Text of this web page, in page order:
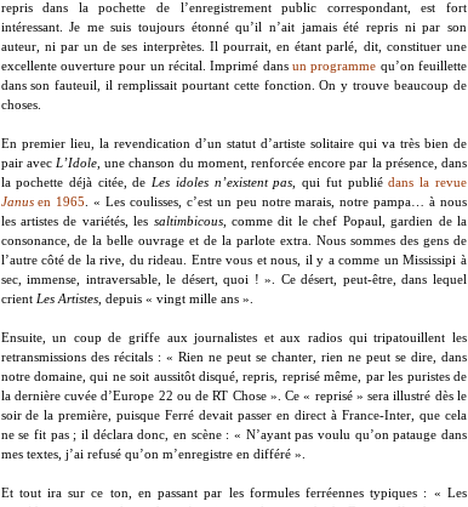
repris dans la pochette de l’enregistrement public correspondant, est fort
intéressant. Je me suis toujours étonné qu’il n’ait jamais été repris ni par son
auteur, ni par un de ses interprètes. Il pourrait, en étant parlé, dit, constituer une
excellente ouverture pour un récital. Imprimé dans un programme qu’on feuillette
dans son fauteuil, il remplissait pourtant cette fonction. On y trouve beaucoup de
choses.
En premier lieu, la revendication d’un statut d’artiste solitaire qui va très bien de
pair avec L’Idole, une chanson du moment, renforcée encore par la présence, dans
la pochette déjà citée, deLes idoles n’existent pas, qui fut publiédans la revue
Janusen 1965. « Les coulisses, c’est un peu notre marais, notre pampa… à nous
les artistes de variétés, les saltimbicous, comme dit le chef Popaul, gardien de la
consonance, de la belle ouvrage et de la parlote extra. Nous sommes des gens de
l’autre côté de la rive, du rideau. Entre vous et nous, il y a comme un Mississipi à
sec, immense, intraversable, le désert, quoi ! ». Ce désert, peut-être, dans lequel
crient Les Artistes, depuis « vingt mille ans ».
Ensuite, un coup de griffe aux journalistes et aux radios qui tripatouillent les
retransmissions des récitals : « Rien ne peut se chanter, rien ne peut se dire, dans
notre domaine, qui ne soit aussitôt disqué, repris, reprisé même, par les puristes de
la dernière cuvée d’Europe 22 ou de RT Chose ». Ce « reprisé » sera illustré dès le
soir de la première, puisque Ferré devait passer en direct à France-Inter, que cela
ne se fit pas ; il déclara donc, en scène : « N’ayant pas voulu qu’on patauge dans
mes textes, j’ai refusé qu’on m’enregistre en différé ».
Et tout ira sur ce ton, en passant par les formules ferréennes typiques : « Les